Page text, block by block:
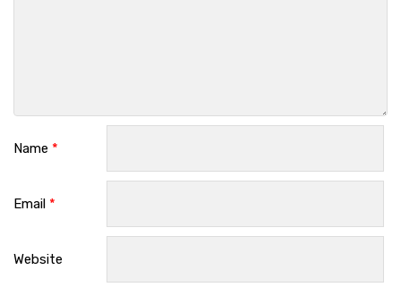
Name *
Email *
Website